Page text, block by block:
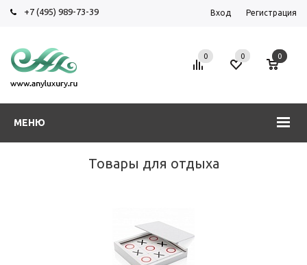
+7 (495) 989-73-39 Вход Регистрация
МЕНЮ
0 0 0
Товары для отдыха